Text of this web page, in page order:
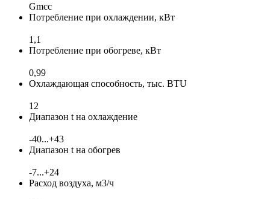
Gmcc
Потребление при охлаждении, кВт
1,1
Потребление при обогреве, кВт
0,99
Охлаждающая способность, тыс. BTU
12
Диапазон t на охлаждение
-40...+43
Диапазон t на обогрев
-7...+24
Расход воздуха, м3/ч